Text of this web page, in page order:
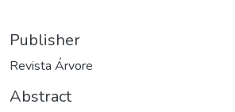
Publisher
Revista Árvore
Abstract